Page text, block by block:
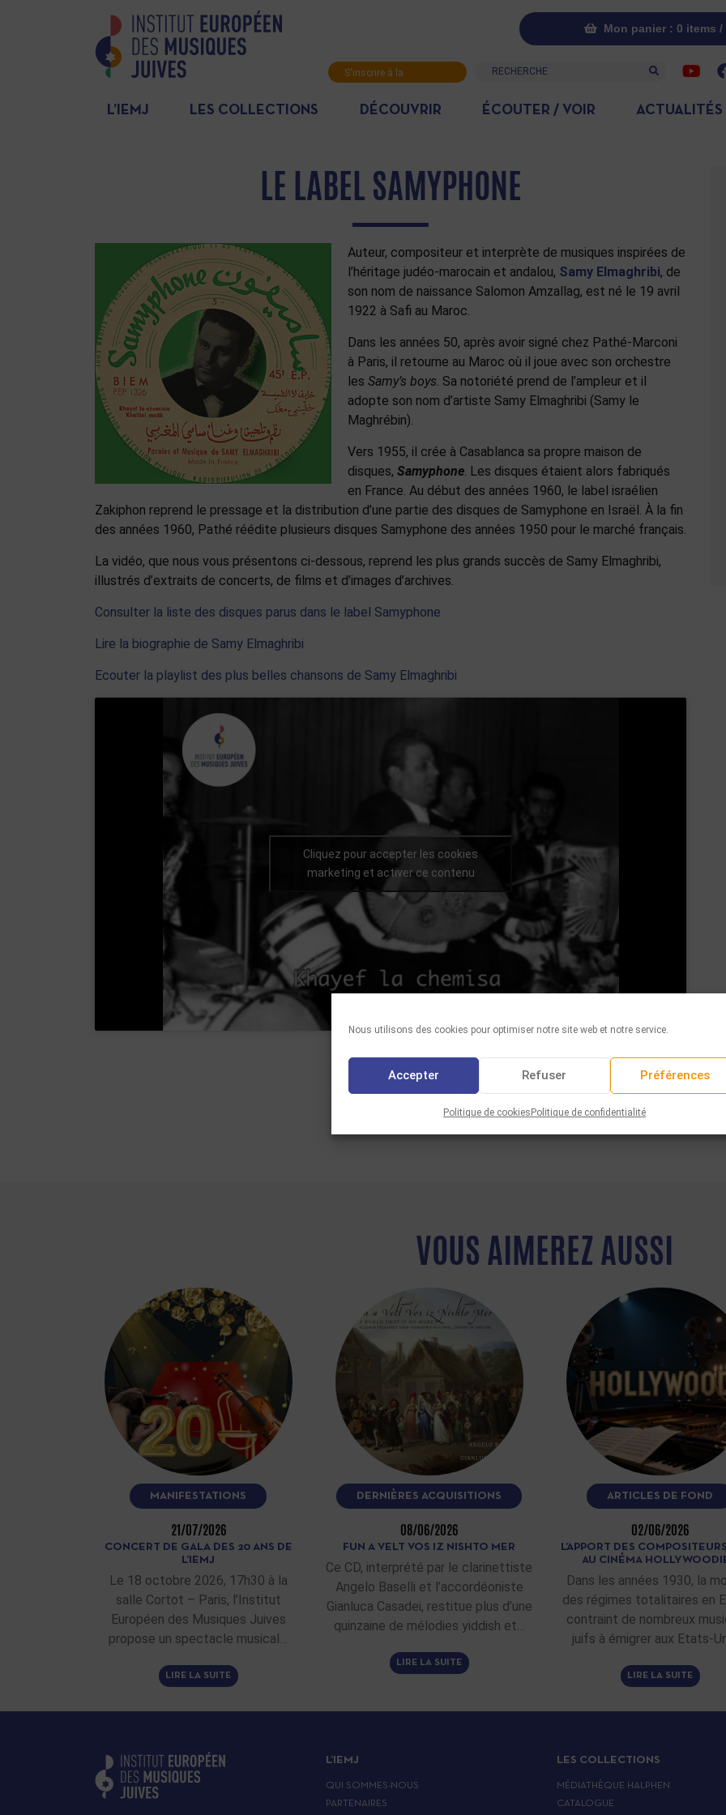
Nous utilisons des cookies pour optimiser notre site web et notre service.
Accepter Refuser Préférences
Politique de cookiesPolitique de confidentialité
Mon panier : 0 items /
S'inscrire à la
Recherche
L’IEMJ LES COLLECTIONS DÉCOUVRIR ÉCOUTER / VOIR ACTUALITÉS
LE LABEL SAMYPHONE
Auteur, compositeur et interprète de musiques inspirées de
l’héritage judéo-marocain et andalou, Samy Elmaghribi, de
son nom de naissance Salomon Amzallag, est né le 19 avril
1922 à Safi au Maroc.
Dans les années 50, après avoir signé chez Pathé-Marconi
à Paris, il retourne au Maroc où il joue avec son orchestre
les Samy’s boys. Sa notoriété prend de l’ampleur et il
adopte son nom d’artiste Samy Elmaghribi (Samy le
Maghrébin).
Vers 1955, il crée à Casablanca sa propre maison de
disques, Samyphone. Les disques étaient alors fabriqués
en France. Au début des années 1960, le label israélien
Zakiphon reprend le pressage et la distribution d’une partie des disques de Samyphone en Israël. À la fin
des années 1960, Pathé réédite plusieurs disques Samyphone des années 1950 pour le marché français.
La vidéo, que nous vous présentons ci-dessous, reprend les plus grands succès de Samy Elmaghribi,
illustrés d’extraits de concerts, de films et d’images d’archives.
Consulter la liste des disques parus dans le label Samyphone
Lire la biographie de Samy Elmaghribi
Ecouter la playlist des plus belles chansons de Samy Elmaghribi
Cliquez pour accepter les cookies
marketing et activer ce contenu
Facebook
TwitterWhatsApp
Email
VOUS AIMEREZ AUSSI
MANIFESTATIONS
21/07/2026
CONCERT DE GALA DES 20 ANS DE
L’IEMJ
Le 18 octobre 2026, 17h30 à la
salle Cortot – Paris, l’Institut
Européen des Musiques Juives
propose un spectacle musical…
LIRE LA SUITE
DERNIÈRES ACQUISITIONS
08/06/2026
FUN A VELT VOS IZ NISHTO MER
Ce CD, interprété par le clarinettiste
Angelo Baselli et l’accordéoniste
Gianluca Casadei, restitue plus d’une
quinzaine de mélodies yiddish et…
LIRE LA SUITE
ARTICLES DE FOND
02/06/2026
L’APPORT DES
AU CINÉMA
Dans les années 1930, la
des régimes totalitaires en
contraint de nombreux
juifs à émigrer aux Etats-
LIRE LA SUITE
L’IEMJ
QUI SOMMES-NOUS
PARTENAIRES
LES COLLECTIONS
MÉDIATHÈQUE HALPHEN
CATALOGUE